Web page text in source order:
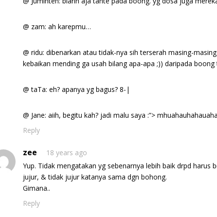
@ zam: ah karepmu…
@ ridu: dibenarkan atau tidak-nya sih terserah masing-
kebaikan mending ga usah bilang apa-apa ;)) daripada
@ taTa: eh? apanya yg bagus? 8-|
@ Jane: aiih, begitu kah? jadi malu saya :”>
Reply
zee
18 years ago
Yup. Tidak mengatakan yg sebenarnya lebih baik drpd
jujur, & tidak jujur katanya sama dgn bohong.
Gimana..
Reply